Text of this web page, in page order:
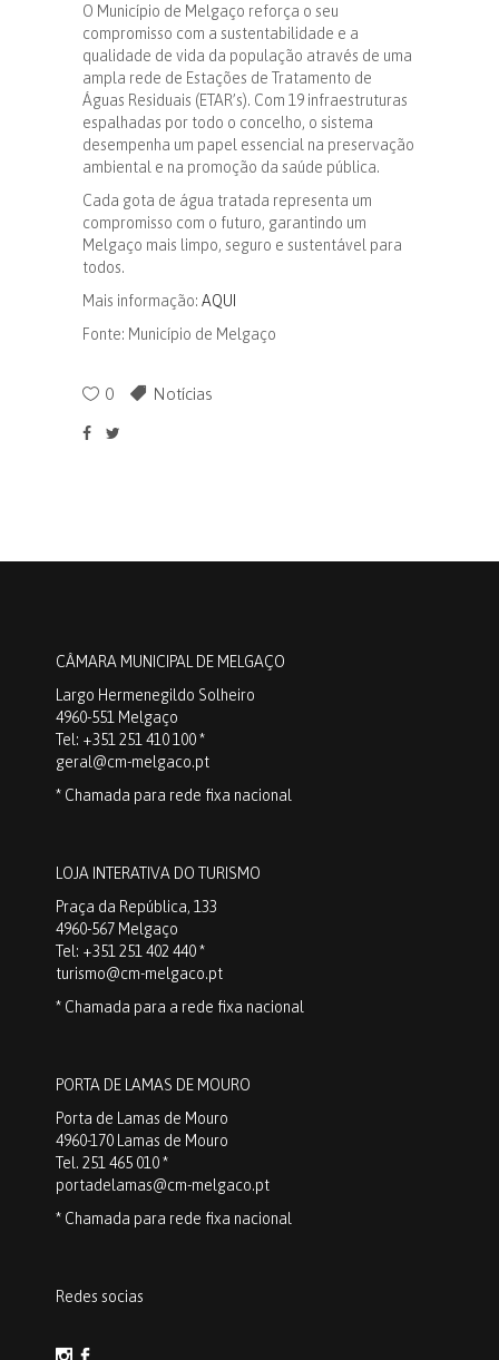
O Município de Melgaço reforça o seu
compromisso com a sustentabilidade e a
qualidade de vida da população através de uma
ampla rede de Estações de Tratamento de
Águas Residuais (ETAR’s). Com 19 infraestruturas
espalhadas por todo o concelho, o sistema
desempenha um papel essencial na preservação
ambiental e na promoção da saúde pública.
Cada gota de água tratada representa um
compromisso com o futuro, garantindo um
Melgaço mais limpo, seguro e sustentável para
todos.
Mais informação: AQUI
Fonte: Município de Melgaço
0 Notícias
CÂMARA MUNICIPAL DE MELGAÇO
Largo Hermenegildo Solheiro
4960-551 Melgaço
Tel: +351 251 410 100 *
geral@cm-melgaco.pt
* Chamada para rede fixa nacional
LOJA INTERATIVA DO TURISMO
Praça da República, 133
4960-567 Melgaço
Tel: +351 251 402 440 *
turismo@cm-melgaco.pt
* Chamada para a rede fixa nacional
PORTA DE LAMAS DE MOURO
Porta de Lamas de Mouro
4960-170 Lamas de Mouro
Tel. 251 465 010 *
portadelamas@cm-melgaco.pt
* Chamada para rede fixa nacional
Redes socias